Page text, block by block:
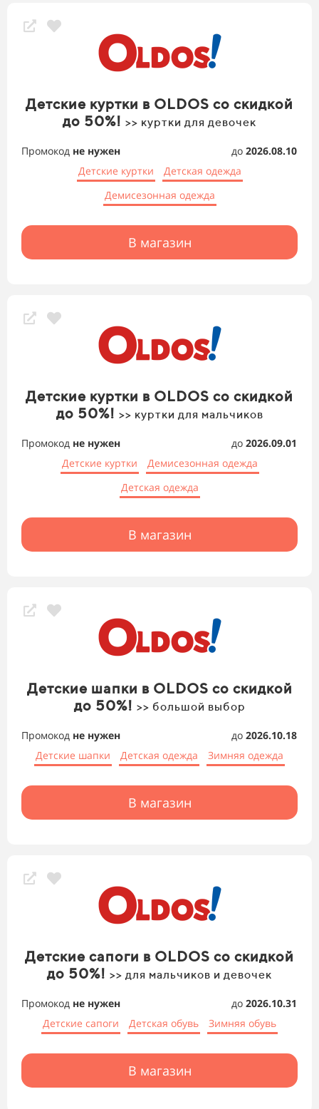
Детские куртки в OLDOS со скидкой
до 50%! >> куртки для девочек
Промокод не нужен до 2026.08.10
Детские куртки
Детская одежда
Демисезонная одежда
В магазин
Детские куртки в OLDOS со скидкой
до 50%! >> куртки для мальчиков
Промокод не нужен до 2026.09.01
Детские куртки
Демисезонная одежда
Детская одежда
В магазин
Детские шапки в OLDOS со скидкой
до 50%! >> большой выбор
Промокод не нужен до 2026.10.18
Детские шапки
Детская одежда Зимняя одежда
В магазин
Детские сапоги в OLDOS со скидкой
до 50%! >> для мальчиков и девочек
Промокод не нужен до 2026.10.31
Детские сапоги
Детская обувь Зимняя обувь
В магазин